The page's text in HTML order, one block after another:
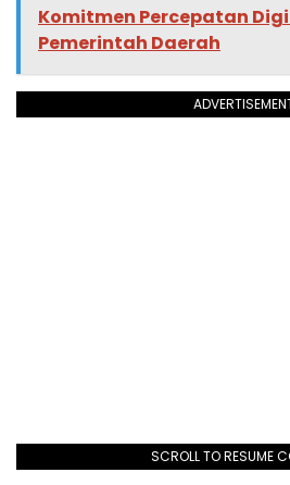
Komitmen Percepatan
Pemerintah Daerah
SCROLL TO RESUME